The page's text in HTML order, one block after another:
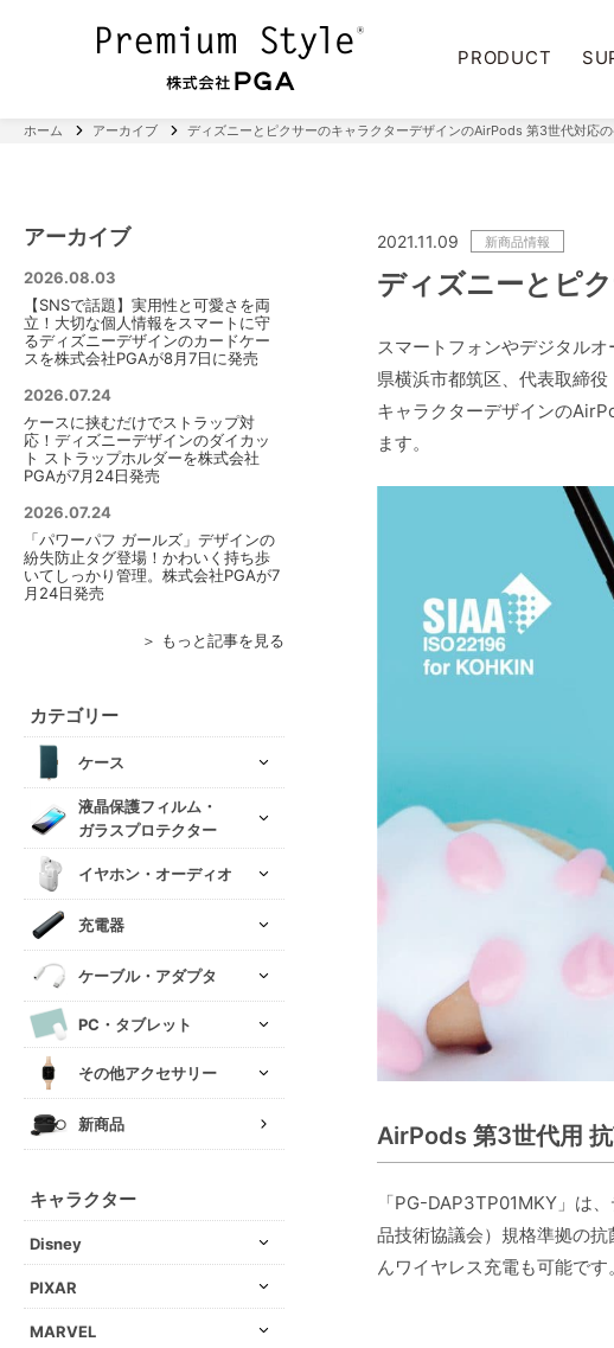
PRODUCT
ホーム アーカイブ ディズニーとピクサーのキャラクターデザインのAirPods 第3世代対応
アーカイブ
2026.08.03
【SNSで話題】実用性と可愛さを両
立！大切な個人情報をスマートに守
るディズニーデザインのカードケー
スを株式会社PGAが8月7日に発売
2026.07.24
ケースに挟むだけでストラップ対
応！ディズニーデザインのダイカッ
ト ストラップホルダーを株式会社
PGAが7月24日発売
2026.07.24
「パワーパフ ガールズ」デザインの
紛失防止タグ登場！かわいく持ち歩
いてしっかり管理。株式会社PGAが7
月24日発売
＞ もっと記事を見る
カテゴリー
ケース
液晶保護フィルム・
ガラスプロテクター
イヤホン・オーディオ
充電器
ケーブル・アダプタ
PC・タブレット
その他アクセサリー
新商品
キャラクター
Disney
PIXAR
MARVEL
2021.11.09 新商品情報
ディズニーとピ
スマートフォンやデジタル
県横浜市都筑区、代表取締
キャラクターデザインの
ます。
AirPods 第3世代用
「PG-DAP3TP01MKY」は
品技術協議会）規格準拠の
んワイヤレス充電も可能で